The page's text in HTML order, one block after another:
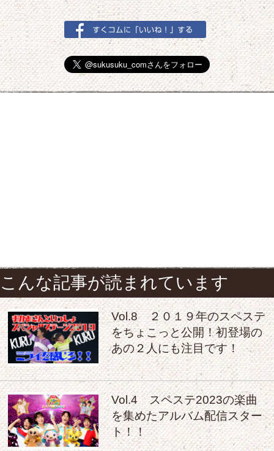
こんな記事が読まれています
Vol.8 ２０１９年のスペステ
をちょこっと公開！初登場の
あの２人にも注目です！
Vol.4 スペステ2023の楽曲
を集めたアルバム配信スター
ト！！